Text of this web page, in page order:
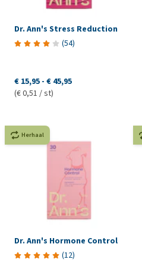
Dr. Ann's Stress Reduction
(54)
€ 15,95 - € 45,95
(€ 0,51 / st)
Herhaal
Dr. Ann's Hormone Control
(12)